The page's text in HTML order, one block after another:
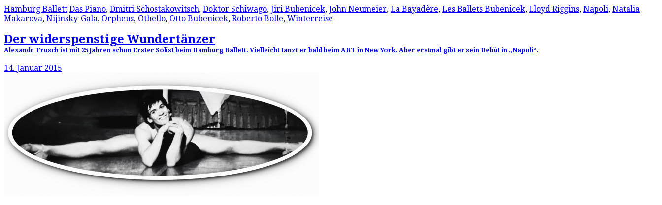
Hamburg Ballett Das Piano, Dmitri Schostakowitsch, Doktor Schiwago, Jiri Bubenicek, John Neumeier, La Bayadère, Les Ballets Bubenicek, Lloyd Riggins, Napoli, Natalia
Makarova, Nijinsky-Gala, Orpheus, Othello, Otto Bubenicek, Roberto Bolle, Winterreise
Der widerspenstige Wundertänzer
Alexandr Trusch ist mit 25 Jahren schon Erster Solist beim Hamburg Ballett. Vielleicht tanzt er bald beim ABT in New York. Aber erstmal gibt er sein Debüt in „Napoli“.
14. Januar 2015